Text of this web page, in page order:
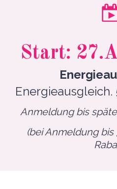
Start:
Anmeldung bis
(bei Anmeldung bis